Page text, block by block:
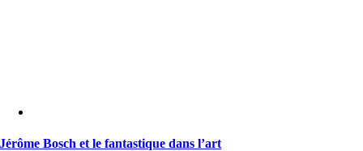
Jérôme Bosch et le fantastique dans l’art